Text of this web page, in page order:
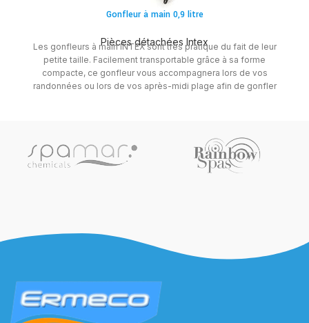
Gonfleur à main 0,9 litre
Pièces détachées Intex
Les gonfleurs à main INTEX sont très pratique du fait de leur
petite taille. Facilement transportable grâce à sa forme
compacte, ce gonfleur vous accompagnera lors de vos
randonnées ou lors de vos après-midi plage afin de gonfler